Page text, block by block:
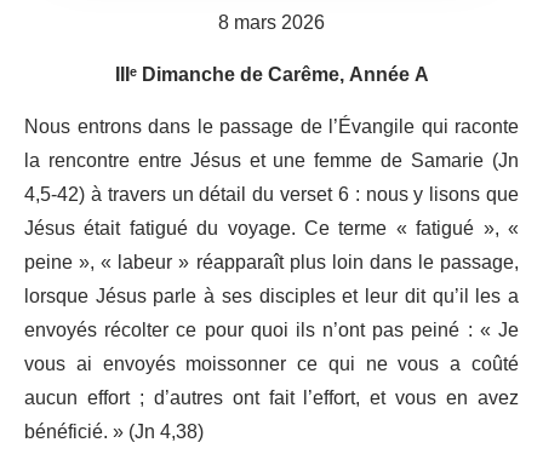
8 mars 2026
IIIᵉ Dimanche de Carême, Année A
Nous entrons dans le passage de l’Évangile qui raconte
la rencontre entre Jésus et une femme de Samarie (Jn
4,5-42) à travers un détail du verset 6 : nous y lisons que
Jésus était fatigué du voyage. Ce terme « fatigué », «
peine », « labeur » réapparaît plus loin dans le passage,
lorsque Jésus parle à ses disciples et leur dit qu’il les a
envoyés récolter ce pour quoi ils n’ont pas peiné : « Je
vous ai envoyés moissonner ce qui ne vous a coûté
aucun effort ; d’autres ont fait l’effort, et vous en avez
bénéficié. » (Jn 4,38)